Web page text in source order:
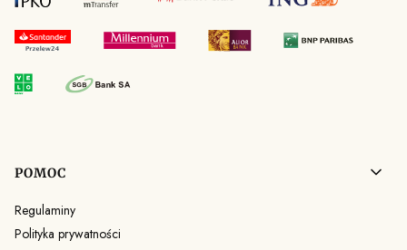
Linki w stopce
POMOC
Regulaminy
Polityka prywatności